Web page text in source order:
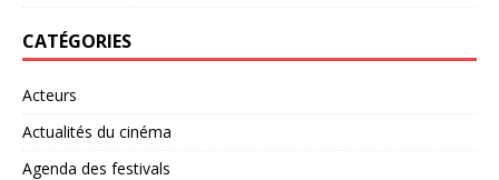
CATÉGORIES
Acteurs
Actualités du cinéma
Agenda des festivals